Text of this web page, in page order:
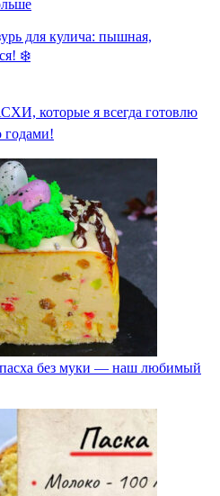
для кулича: пышная,
❄️
которые я всегда готовлю
годами!
без муки — наш любимый